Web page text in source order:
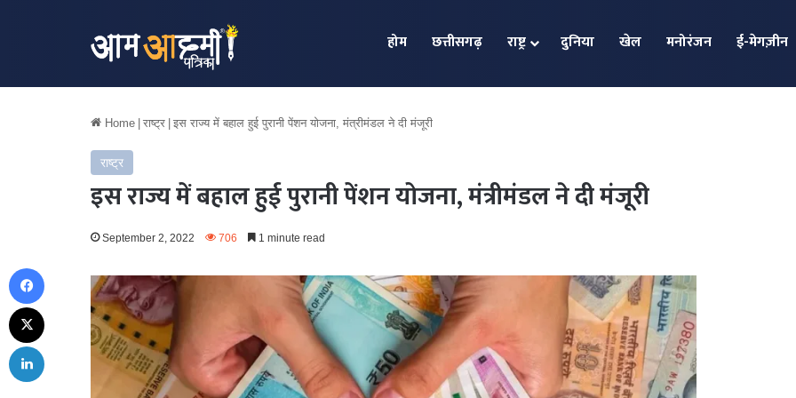
होम छत्तीसगढ़ राष्ट्र दुनिया खेल मनोरंजन ई-मेगज़ीन
Home राष्ट्र इस राज्य में बहाल हुई पुरानी पेंशन योजना, मंत्रीमंडल ने दी मंजूरी
राष्ट्र
इस राज्य में बहाल हुई पुरानी पेंशन योजना, मंत्रीमंडल ने दी मंजूरी
September 2, 2022 706 1 minute read